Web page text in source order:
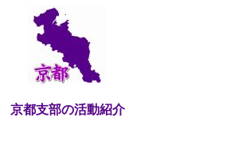
京都支部の活動紹介